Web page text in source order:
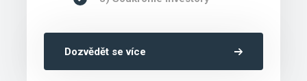
Dozvědět se více